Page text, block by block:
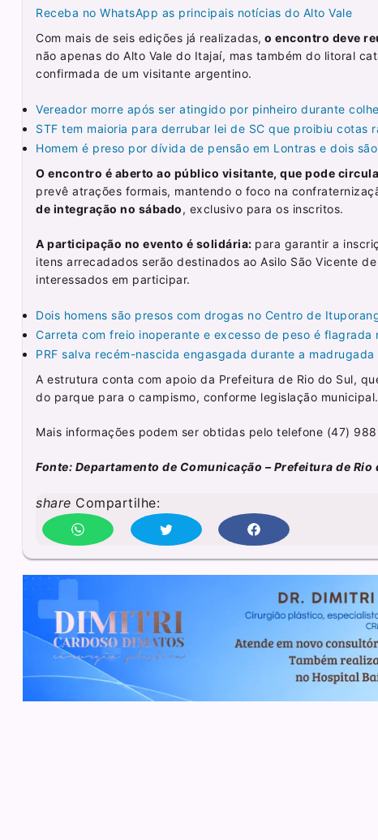
Receba no WhatsApp as principais notícias do Alto Vale
Com mais de seis edições já realizadas, o encontro deve
não apenas do Alto Vale do Itajaí, mas também do litoral
confirmada de um visitante argentino.
Vereador morre após ser atingido por pinheiro durante
STF tem maioria para derrubar lei de SC que proibiu cotas
Homem é preso por dívida de pensão em Lontras e dois
O encontro é aberto ao público visitante, que pode
prevê atrações formais, mantendo o foco na
de integração no sábado, exclusivo para os inscritos.
A participação no evento é solidária: para garantir a
itens arrecadados serão destinados ao Asilo São Vicente
interessados em participar.
Dois homens são presos com drogas no Centro de
Carreta com freio inoperante e excesso de peso é flagrada
PRF salva recém-nascida engasgada durante a madrugada
A estrutura conta com apoio da Prefeitura de Rio do Sul,
do parque para o campismo, conforme legislação municipal.
Mais informações podem ser obtidas pelo telefone (47)
Fonte: Departamento de Comunicação – Prefeitura de Rio
share Compartilhe: